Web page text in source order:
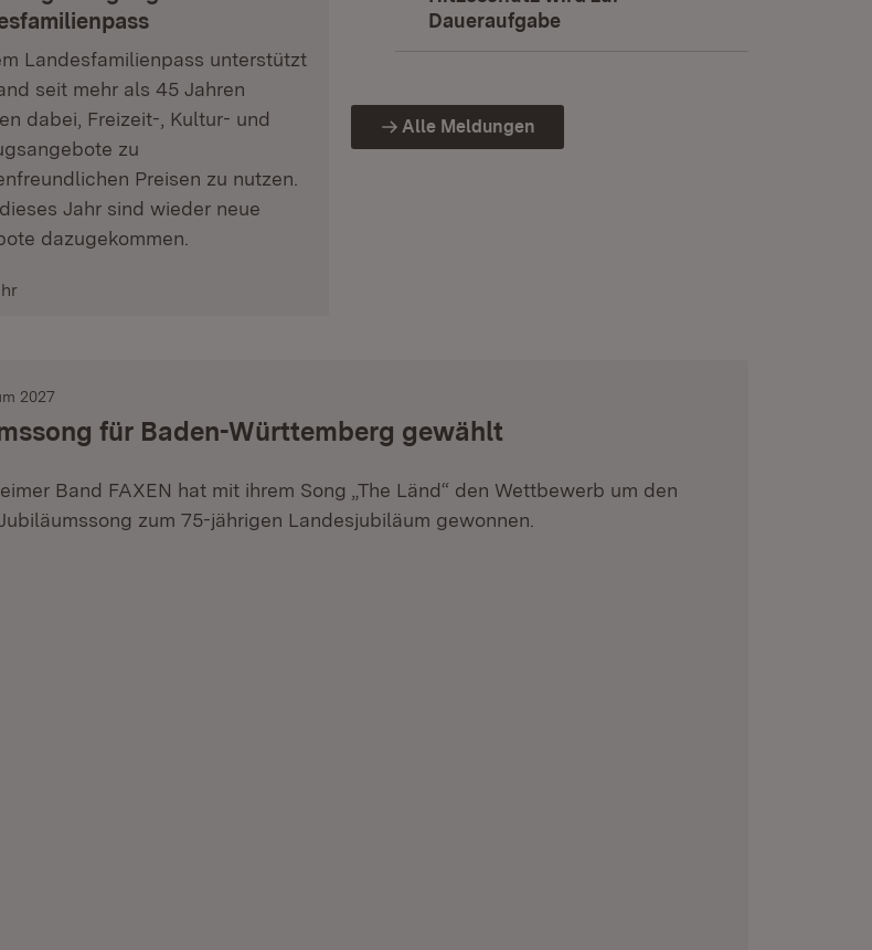
Landesfamilienpass unterstützt
seit mehr als 45 Jahren
dabei, Freizeit-, Kultur- und
zu
Preisen zu nutzen.
Jahr sind wieder neue
dazugekommen.
Daueraufgabe
Alle Meldungen
2027
für Baden-Württemberg gewählt
Band FAXEN hat mit ihrem Song „The Länd“ den Wettbewerb um den
zum 75-jährigen Landesjubiläum gewonnen.